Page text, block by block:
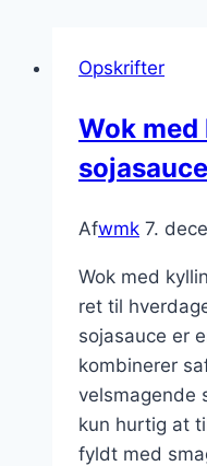
Opskrifter
Wok
sojasauce
Afwmk 7.
Wok med
ret til
sojasauce er
kombinerer
velsmagende
kun hurtig at
fyldt med